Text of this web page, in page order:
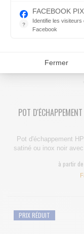
POT
Pot d'échappement
satiné ou inox noir
à partir de
PRIX RÉDUIT
?
FACEBOOK
Identifie les
Facebook
Fermer